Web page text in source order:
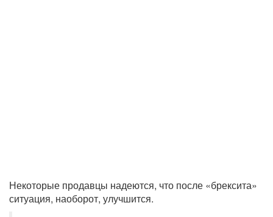
Некоторые продавцы надеются, что после «брексита»
ситуация, наоборот, улучшится.